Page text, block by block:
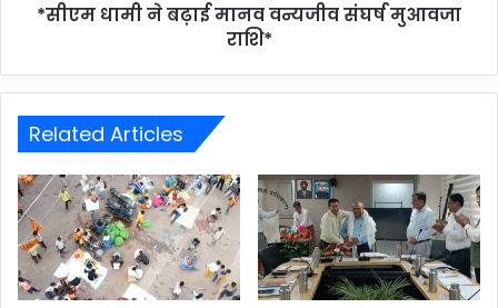
*सीएम धामी ने बढ़ाई मानव वन्यजीव संघर्ष मुआवजा
राशि*
Related Articles